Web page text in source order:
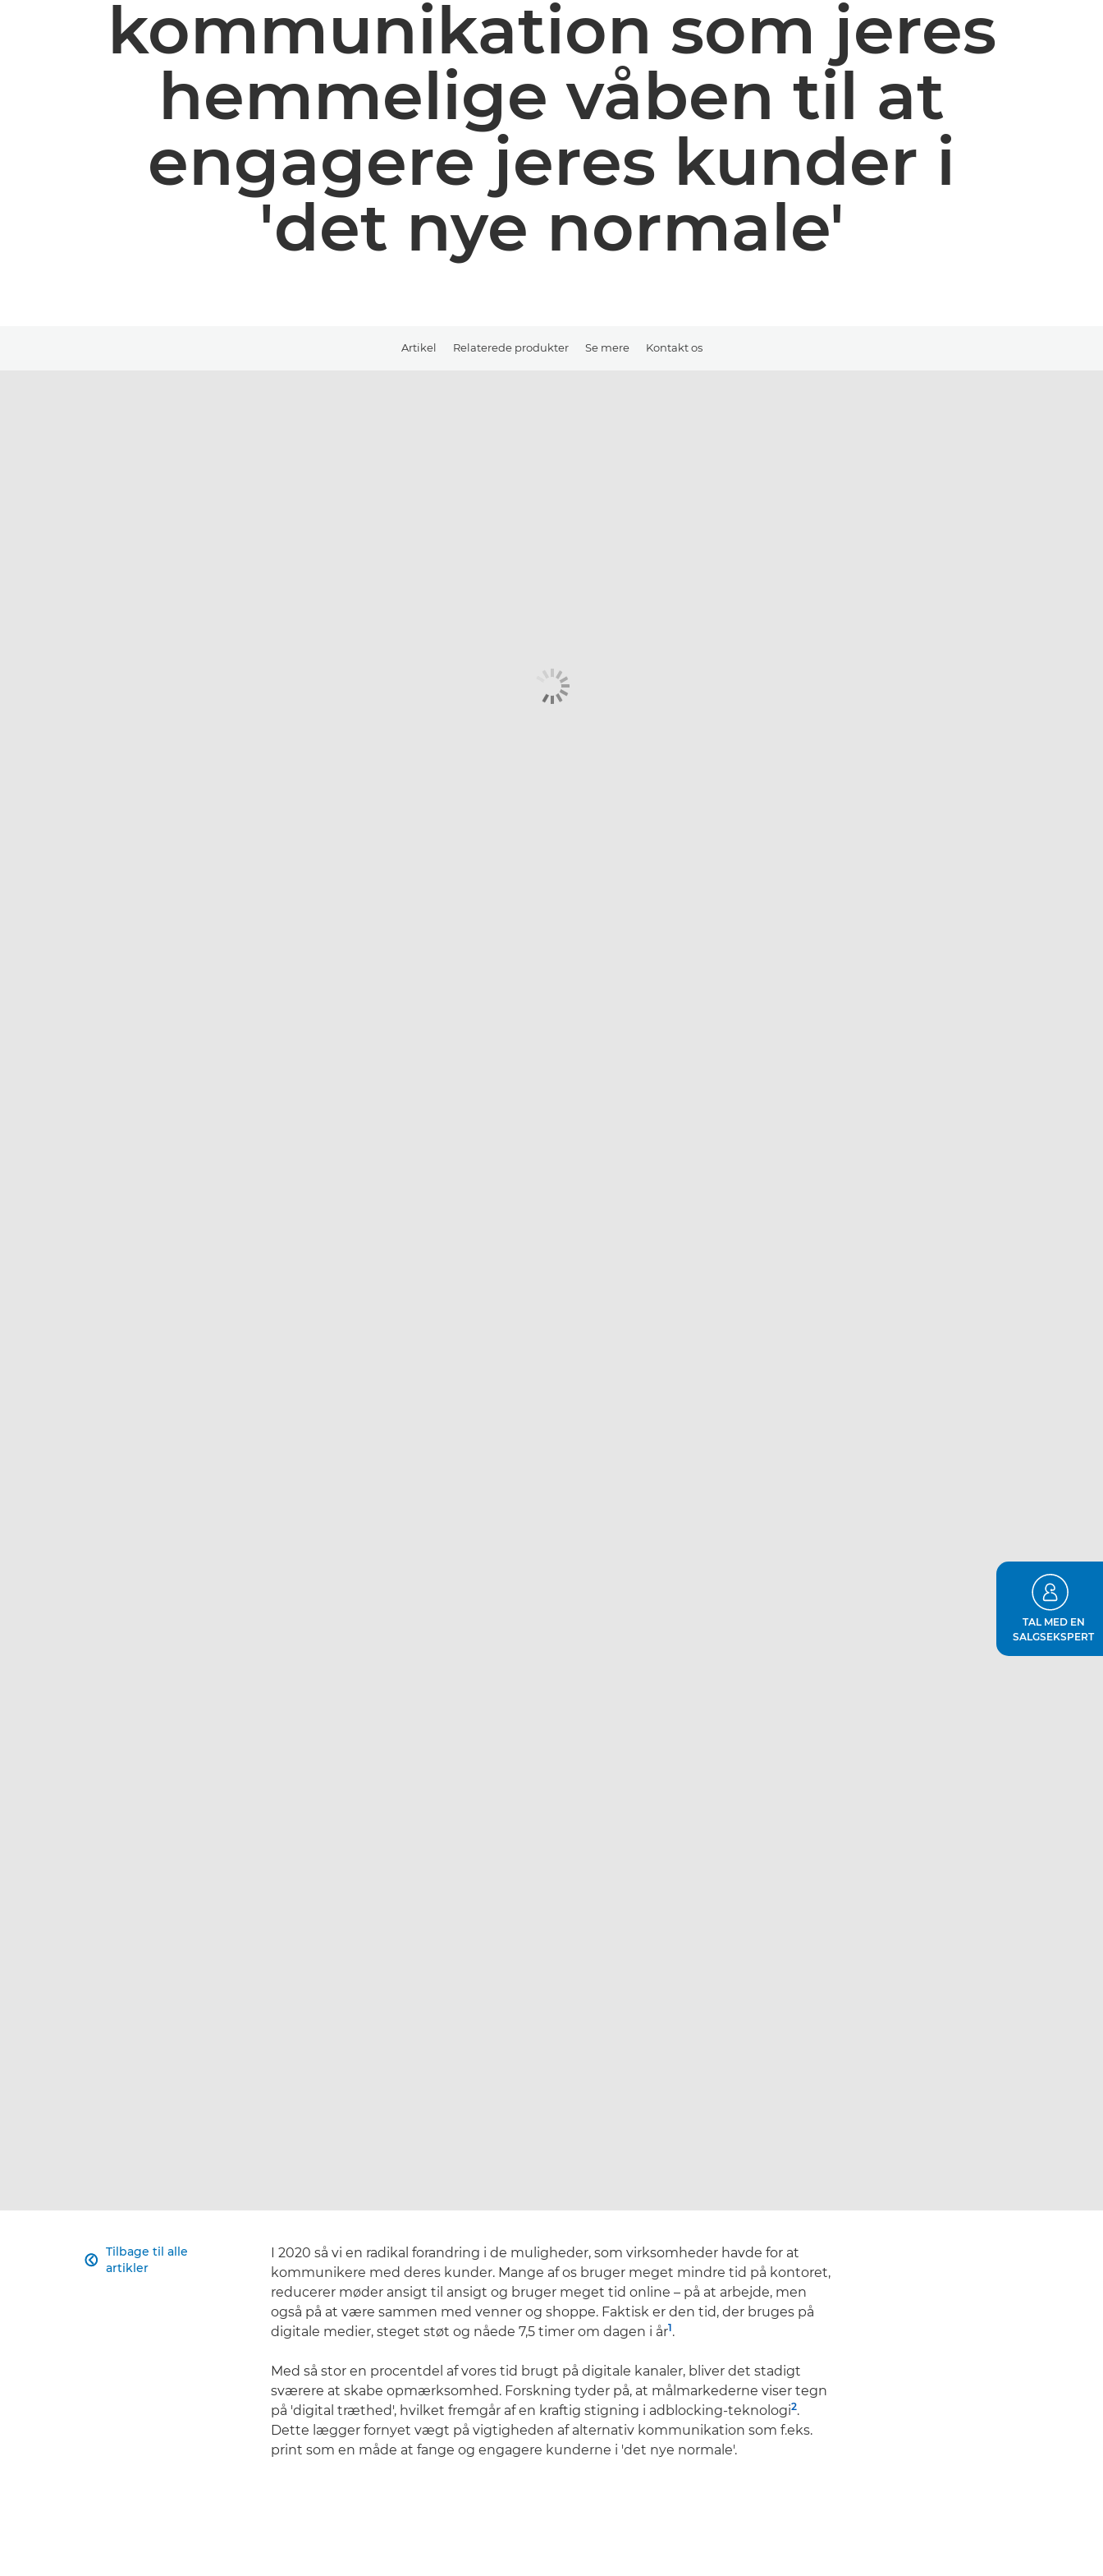
kommunikation som jeres
hemmelige våben til at
engagere jeres kunder i
'det nye normale'
Artikel Relaterede produkter Se mere Kontakt os
Tilbage til alle
artikler

I 2020 så vi en radikal forandring i de muligheder, som virksomheder havde for at
kommunikere med deres kunder. Mange af os bruger meget mindre tid på kontoret,
reducerer møder ansigt til ansigt og bruger meget tid online – på at arbejde, men
også på at være sammen med venner og shoppe. Faktisk er den tid, der bruges på
digitale medier, steget støt og nåede 7,5 timer om dagen i år1.
Med så stor en procentdel af vores tid brugt på digitale kanaler, bliver det stadigt
sværere at skabe opmærksomhed. Forskning tyder på, at målmarkederne viser tegn
på 'digital træthed', hvilket fremgår af en kraftig stigning i adblocking-teknologi2.
Dette lægger fornyet vægt på vigtigheden af alternativ kommunikation som f.eks.
print som en måde at fange og engagere kunderne i 'det nye normale'.
TAL MED EN
SALGSEKSPERT